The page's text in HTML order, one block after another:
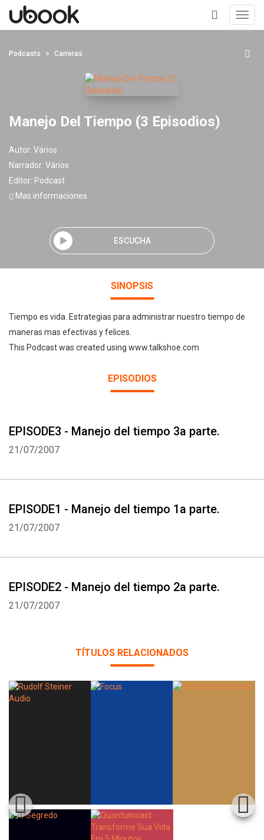
+
Podcasts Carreras
Manejo Del Tiempo (3 Episodios)
Autor: Vários
Narrador: Vários
Editor: Podcast
Mas informaciones
ESCUCHA
SINOPSIS
Tiempo es vida. Estrategias para administrar nuestro tiempo de
maneras mas efectivas y felices.
This Podcast was created using www.talkshoe.com
EPISODIOS
EPISODE3 - Manejo del tiempo 3a parte.
21/07/2007
EPISODE1 - Manejo del tiempo 1a parte.
21/07/2007
EPISODE2 - Manejo del tiempo 2a parte.
21/07/2007
TÍTULOS RELACIONADOS